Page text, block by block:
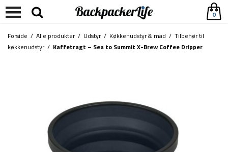
0
Forside / Alle produkter/ Udstyr/ Køkkenudstyr & mad / Tilbehør til
køkkenudstyr/ Kaffetragt – Sea to Summit X-Brew Coffee Dripper